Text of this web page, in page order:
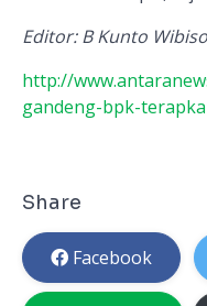
Editor: B Kunto
http://
gandeng-bpk-
Share
Facebook